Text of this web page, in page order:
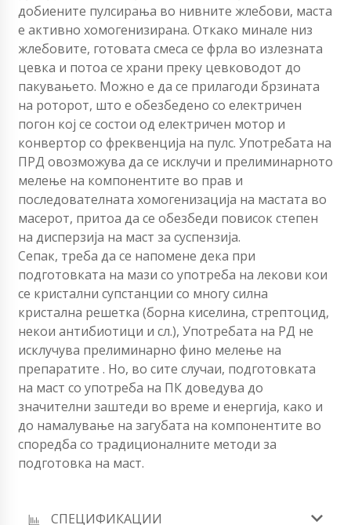
добиените пулсирања во нивните жлебови, маста
е активно хомогенизирана. Откако минале низ
жлебовите, готовата смеса се фрла во излезната
цевка и потоа се храни преку цевководот до
пакувањето. Можно е да се прилагоди брзината
на роторот, што е обезбедено со електричен
погон кој се состои од електричен мотор и
конвертор со фреквенција на пулс. Употребата на
ПРД овозможува да се исклучи и прелиминарното
мелење на компонентите во прав и
последователната хомогенизација на мастата во
масерот, притоа да се обезбеди повисок степен
на дисперзија на маст за суспензија.
Сепак, треба да се напомене дека при
подготовката на мази со употреба на лекови кои
се кристални супстанции со многу силна
кристална решетка (борна киселина, стрептоцид,
некои антибиотици и сл.), Употребата на РД не
исклучува прелиминарно фино мелење на
препаратите . Но, во сите случаи, подготовката
на маст со употреба на ПК доведува до
значителни заштеди во време и енергија, како и
до намалување на загубата на компонентите во
споредба со традиционалните методи за
подготовка на маст.
СПЕЦИФИКАЦИИ